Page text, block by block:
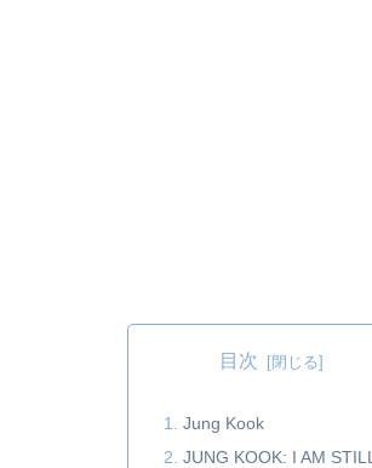
目次
Jung Kook
JUNG KOOK: I AM STILL